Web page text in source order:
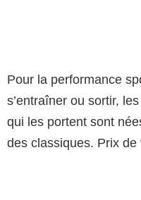
Pour la performance
s’entraîner ou sortir,
qui les portent sont
des classiques. Prix